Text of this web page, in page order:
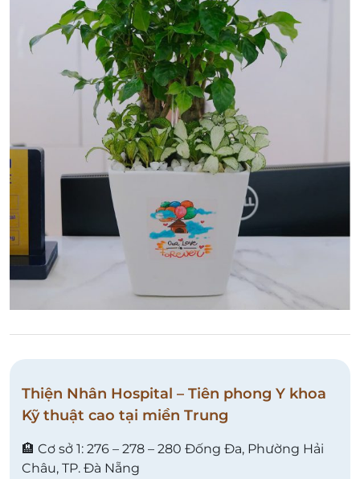
Thiện Nhân Hospital – Tiên phong Y khoa
Kỹ thuật cao tại miền Trung
🏨 Cơ sở 1: 276 – 278 – 280 Đống Đa, Phường Hải
Châu, TP. Đà Nẵng